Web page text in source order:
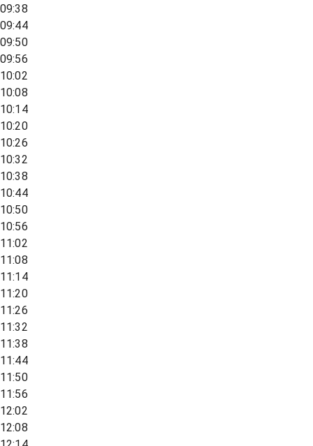
09:38
09:44
09:50
09:56
10:02
10:08
10:14
10:20
10:26
10:32
10:38
10:44
10:50
10:56
11:02
11:08
11:14
11:20
11:26
11:32
11:38
11:44
11:50
11:56
12:02
12:08